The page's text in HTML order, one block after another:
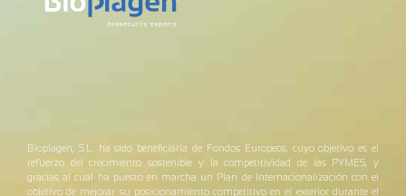
Bioplagen, S.L. ha sido beneficiaria de Fondos Europeos, cuyo objetivo es el
refuerzo del crecimiento sostenible y la competitividad de las PYMES, y
gracias al cual ha puesto en marcha un Plan de Internacionalización con el
objetivo de mejorar su posicionamiento competitivo en el exterior durante el